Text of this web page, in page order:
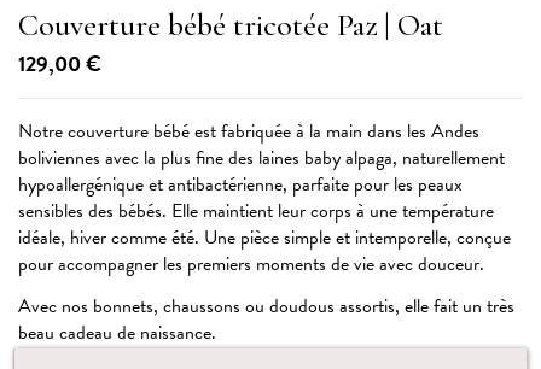
Couverture bébé tricotée Paz | Oat
129,00 €
Notre couverture bébé est fabriquée à la main dans les Andes
boliviennes avec la plus fine des laines baby alpaga, naturellement
hypoallergénique et antibactérienne, parfaite pour les peaux
sensibles des bébés. Elle maintient leur corps à une température
idéale, hiver comme été. Une pièce simple et intemporelle, conçue
pour accompagner les premiers moments de vie avec douceur.
Avec nos bonnets, chaussons ou doudous assortis, elle fait un très
beau cadeau de naissance.